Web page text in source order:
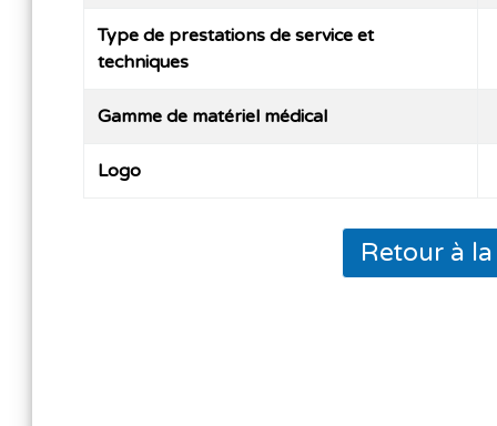
Type de prestations de service et
techniques
Gamme de matériel médical
Logo
Retour à